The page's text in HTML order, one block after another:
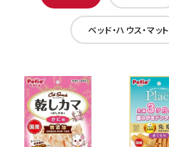
ベッド・ハウス・マット